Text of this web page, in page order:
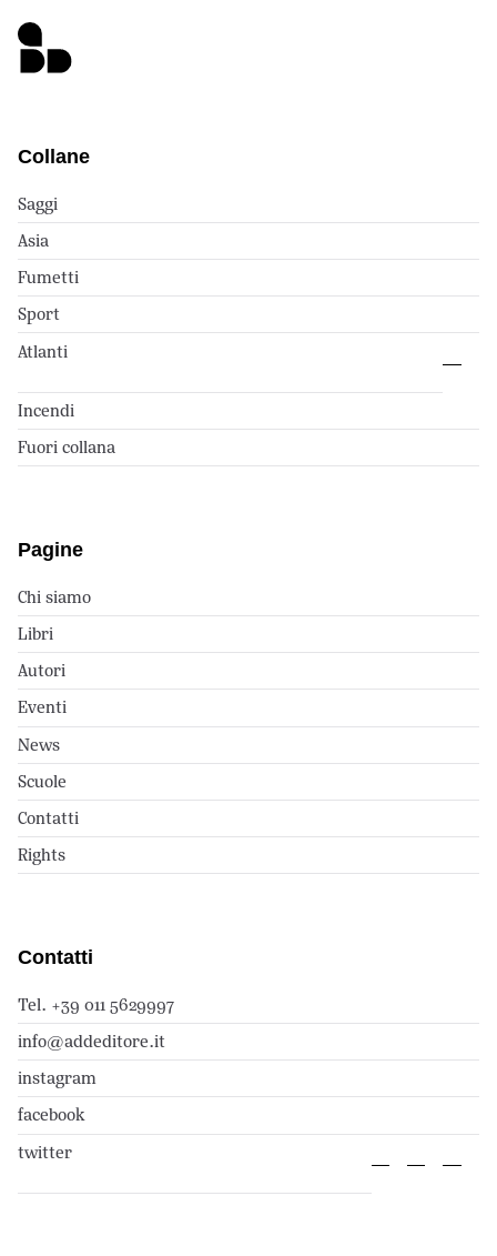
Collane
Saggi
Asia
Fumetti
Sport
Atlanti
Incendi
Fuori collana
Pagine
Chi siamo
Libri
Autori
Eventi
News
Scuole
Contatti
Rights
Contatti
Tel. +39 011 5629997
info@addeditore.it
instagram
facebook
twitter